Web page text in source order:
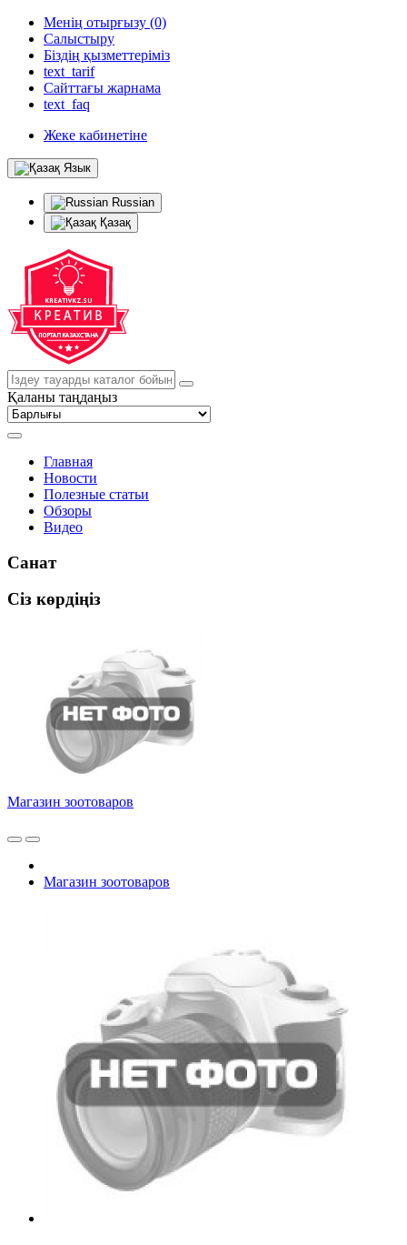
Менің отырғызу (0)
Салыстыру
Біздің қызметтеріміз
text_tarif
Сайттағы жарнама
text_faq
Жеке кабинетіне
Язык
Russian
Қазақ
Қаланы таңдаңыз
Главная
Новости
Полезные статьи
Обзоры
Видео
Санат
Сіз көрдіңіз
Магазин зоотоваров
Магазин зоотоваров